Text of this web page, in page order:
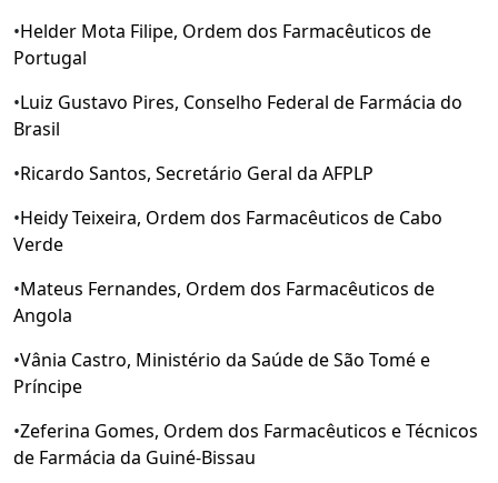
•Helder Mota Filipe, Ordem dos Farmacêuticos de
Portugal
•Luiz Gustavo Pires, Conselho Federal de Farmácia do
Brasil
•Ricardo Santos, Secretário Geral da AFPLP
•Heidy Teixeira, Ordem dos Farmacêuticos de Cabo
Verde
•Mateus Fernandes, Ordem dos Farmacêuticos de
Angola
•Vânia Castro, Ministério da Saúde de São Tomé e
Príncipe
•Zeferina Gomes, Ordem dos Farmacêuticos e Técnicos
de Farmácia da Guiné-Bissau